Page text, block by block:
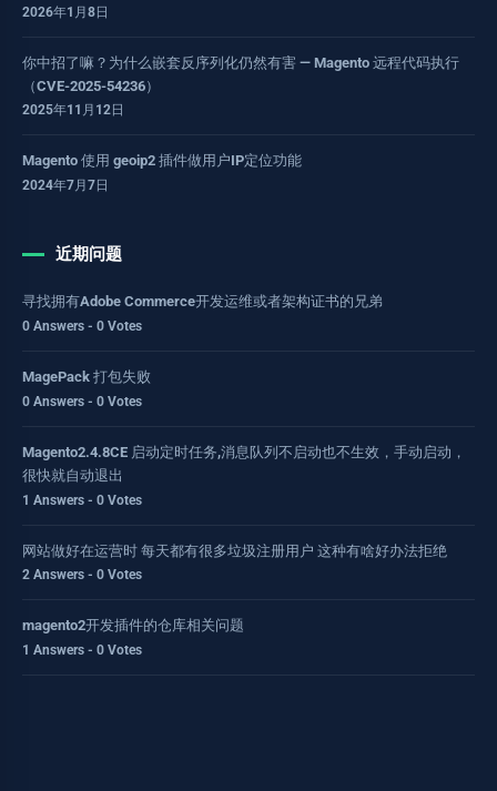
2026年1月8日
你中招了嘛？为什么嵌套反序列化仍然有害 — Magento 远程代码执行
（CVE-2025-54236）
2025年11月12日
Magento 使用 geoip2 插件做用户IP定位功能
2024年7月7日
近期问题
寻找拥有Adobe Commerce开发运维或者架构证书的兄弟
0 Answers - 0 Votes
MagePack 打包失败
0 Answers - 0 Votes
Magento2.4.8CE 启动定时任务,消息队列不启动也不生效，手动启动，
很快就自动退出
1 Answers - 0 Votes
网站做好在运营时 每天都有很多垃圾注册用户 这种有啥好办法拒绝
2 Answers - 0 Votes
magento2开发插件的仓库相关问题
1 Answers - 0 Votes